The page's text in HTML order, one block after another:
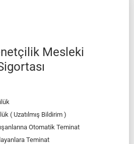
Mesleki
( Uzatılmış Bildirim )
Otomatik Teminat
Teminat